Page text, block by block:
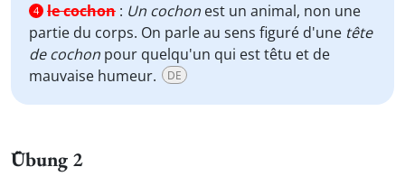
4 le cochon : Un cochon est un animal, non une
partie du corps. On parle au sens figuré d'une tête
de cochon pour quelqu'un qui est têtu et de
mauvaise humeur.
DE
Übung 2